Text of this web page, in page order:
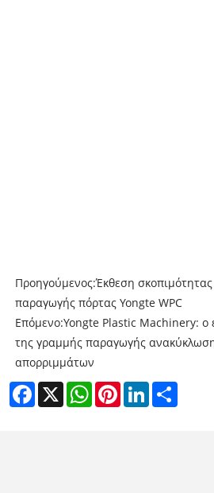
Προηγούμενος:Έκθεση
παραγωγής πόρτας Yongte WPC
Επόμενο:Yongte Plastic Machinery: ο
της γραμμής παραγωγής
απορριμμάτων
Facebook
X WhatsAppPinterestLinkedIn